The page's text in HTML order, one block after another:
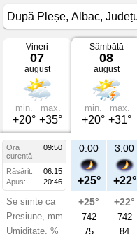
Vremea
După
Pleșe
mâine
Albac,
Județul
Alba
Vineri
07
august
min.
+20°
max.
+35°
Sâmbătă
08
august
min.
+20°
max.
+31°
Ora
09:50
curentă
Răsărit:
06:15
Apus:
20:46
Se simte ca
Presiune, mm
Umiditate, %
21:00
+27°
+27°
742
66
Sâ
aug
0:00
+25°
+25°
742
75
3:00
+22°
+22°
742
84